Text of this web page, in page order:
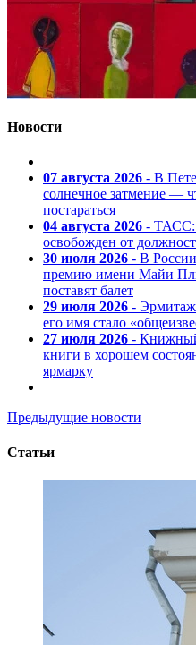
Новости
07 августа 2026 - В
солнечное затмение —
постараться
04 августа 2026 - ТАСС:
освобожден от
30 июля 2026 - В
премию имени Майи
поставят балет
29 июля 2026 - Эрмитаж
его имя стало
27 июля 2026 -
книги в хорошем
ярмарку
Предыдущие новости
Статьи